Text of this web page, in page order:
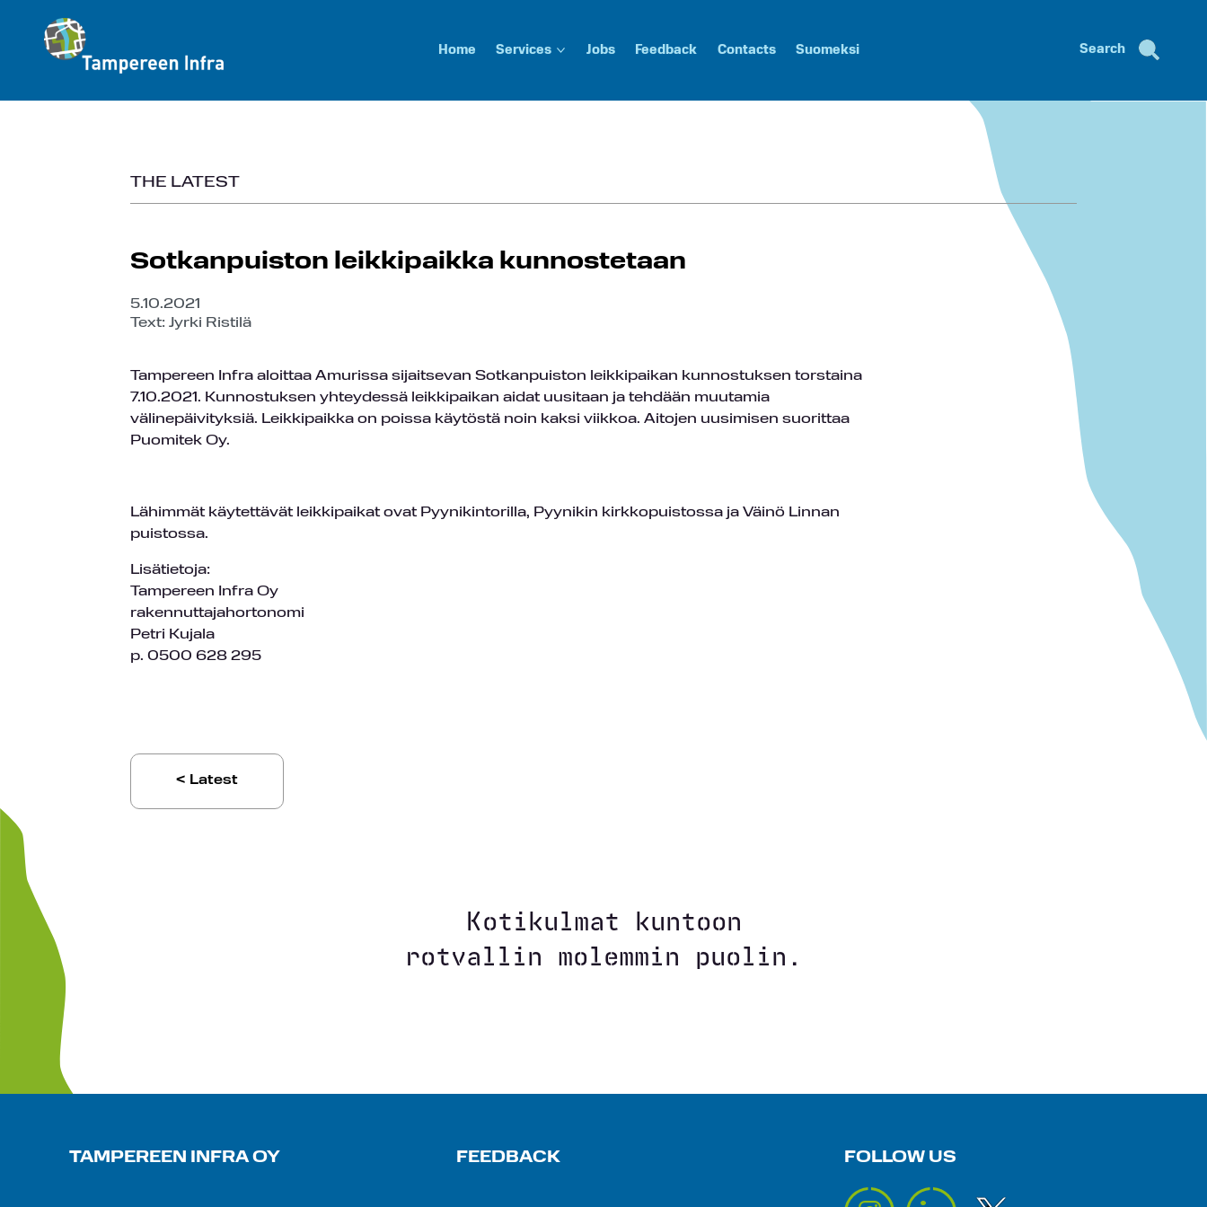
Search
Home Services Jobs Feedback Contacts Suomeksi
THE LATEST
Sotkanpuiston leikkipaikka kunnostetaan
5.10.2021
Text: Jyrki Ristilä
Tampereen Infra aloittaa Amurissa sijaitsevan Sotkanpuiston leikkipaikan kunnostuksen torstaina
7.10.2021. Kunnostuksen yhteydessä leikkipaikan aidat uusitaan ja tehdään muutamia
välinepäivityksiä. Leikkipaikka on poissa käytöstä noin kaksi viikkoa. Aitojen uusimisen suorittaa
Puomitek Oy.
Lähimmät käytettävät leikkipaikat ovat Pyynikintorilla, Pyynikin kirkkopuistossa ja Väinö Linnan
puistossa.
Lisätietoja:
Tampereen Infra Oy
rakennuttajahortonomi
Petri Kujala
p. 0500 628 295
< Latest
Kotikulmat kuntoon
rotvallin molemmin puolin.
TAMPEREEN INFRA OY FEEDBACK FOLLOW US